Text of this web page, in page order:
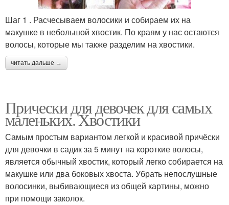
Шаг 1 . Расчесываем волосики и собираем их на
макушке в небольшой хвостик. По краям у нас остаются
волосы, которые мы также разделим на хвостики.
читать дальше →
Прически для девочек для самых
маленьких. Хвостики
Самым простым вариантом легкой и красивой причёски
для девочки в садик за 5 минут на короткие волосы,
является обычный хвостик, который легко собирается на
макушке или два боковых хвоста. Убрать непослушные
волосинки, выбивающиеся из общей картины, можно
при помощи заколок.